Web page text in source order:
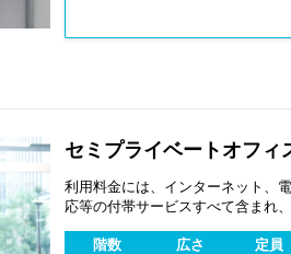
セミプライベートオフィ
利用料金には、インターネット、
応等の付帯サービスすべて含まれ
階数
広さ 定員